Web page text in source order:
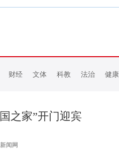
财经 文体 科教 法治 健康
之家”开门迎宾
闻网